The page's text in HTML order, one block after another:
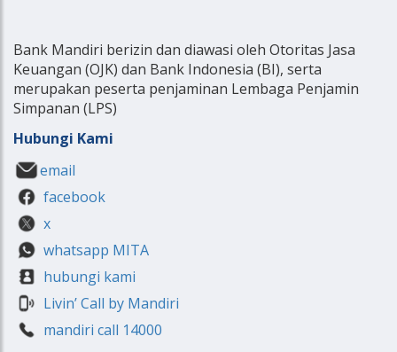
Bank Mandiri berizin dan diawasi oleh Otoritas Jasa
Keuangan (OJK) dan Bank Indonesia (BI), serta
merupakan peserta penjaminan Lembaga Penjamin
Simpanan (LPS)
Hubungi Kami
email
facebook
x
whatsapp MITA
hubungi kami
Livin’ Call by Mandiri
mandiri call 14000